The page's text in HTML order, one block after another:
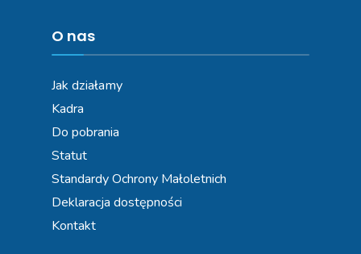
O nas
Jak działamy
Kadra
Do pobrania
Statut
Standardy Ochrony Małoletnich
Deklaracja dostępności
Kontakt